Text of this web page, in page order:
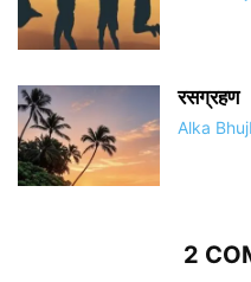
रसग्रहण
Alka
2